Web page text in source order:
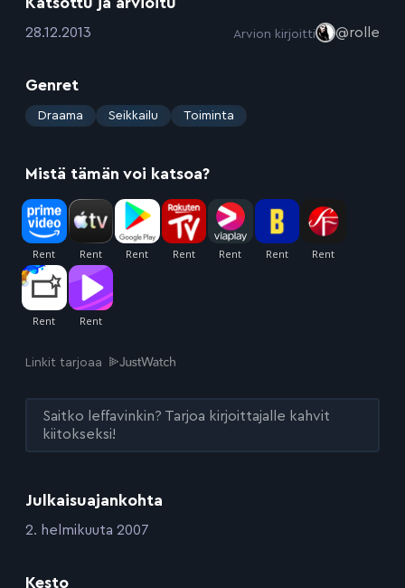
Julkaisuajankohta
:2. helmikuuta 2007
Kesto
:28.12.2013 Arvion kirjoitti @rolle
Genret
: Draama Seikkailu Toiminta
Mistä tämän voi katsoa?
Linkit tarjoaa
Saitko leffavinkin? Tarjoa kirjoittajalle kahvit
kiitokseksi!